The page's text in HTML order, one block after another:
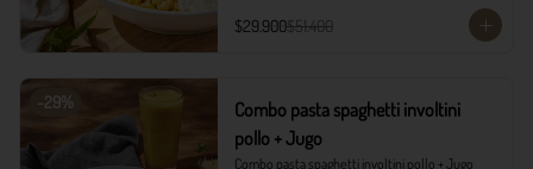
$29.900$51.400
-29%
Combo pasta spaghetti involtini
pollo + Jugo
Combo pasta spaghetti involtini pollo + Jugo